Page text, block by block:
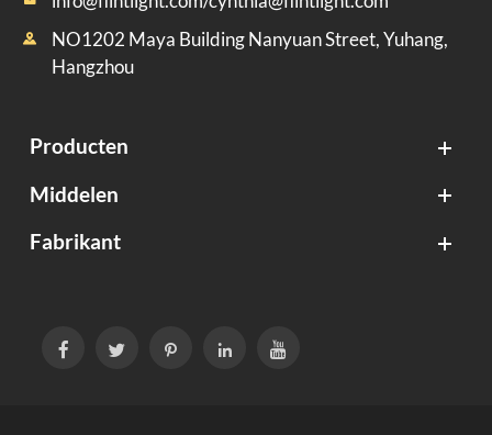

NO1202 Maya Building Nanyuan Street, Yuhang,
Hangzhou
Producten
Middelen
Fabrikant
    